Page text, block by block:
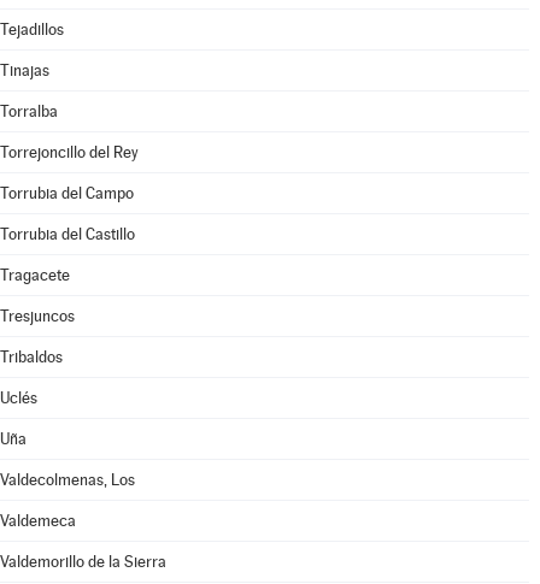
Tejadillos
Tinajas
Torralba
Torrejoncillo del Rey
Torrubia del Campo
Torrubia del Castillo
Tragacete
Tresjuncos
Tribaldos
Uclés
Uña
Valdecolmenas, Los
Valdemeca
Valdemorillo de la Sierra